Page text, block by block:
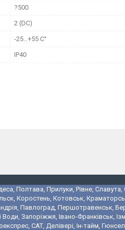
?500
2 (DC)
-25…+55 С°
IP40
Полтава, Прилуки, Рівне,
Коростень, Котовськ,
Павлоград, Першотравенськ,
Запоріжжя, Івано-Франківськ,
САТ, Делівері, Ін-тайм,